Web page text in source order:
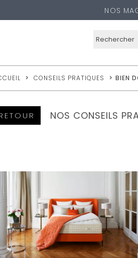
NOS
> CONSEILS PRATIQUES > BIEN
NOS CONSEILS